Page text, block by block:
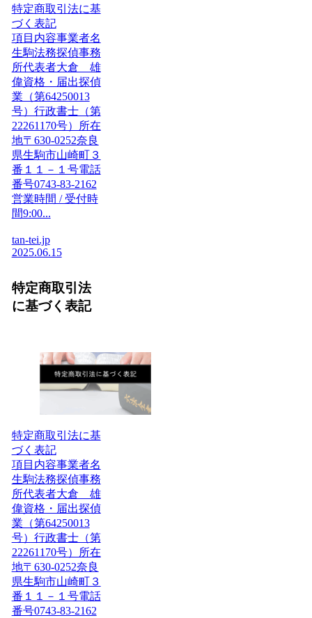
特定商取引法に基
づく表記
項目内容事業者名
生駒法務探偵事務
所代表者大倉 雄
偉資格・届出探偵
業（第64250013
号）行政書士（第
22261170号）所在
地〒630-0252奈良
県生駒市山崎町３
番１１－１号電話
番号0743-83-2162
営業時間 / 受付時
間9:00...
tan-tei.jp
2025.06.15
特定商取引法
に基づく表記
特定商取引法に基
づく表記
項目内容事業者名
生駒法務探偵事務
所代表者大倉 雄
偉資格・届出探偵
業（第64250013
号）行政書士（第
22261170号）所在
地〒630-0252奈良
県生駒市山崎町３
番１１－１号電話
番号0743-83-2162